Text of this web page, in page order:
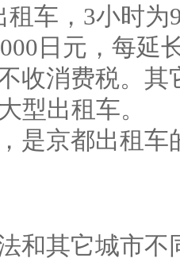
车，3小时为
日元，每延
收消费税。
型出租车。
是京都出租车
和其它城市